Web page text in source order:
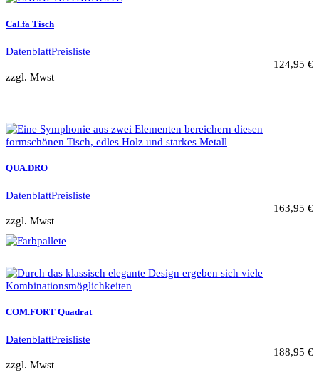
Cal.fa Tisch
DatenblattPreisliste
124,95 €
zzgl. Mwst
QUA.DRO
DatenblattPreisliste
163,95 €
zzgl. Mwst
COM.FORT Quadrat
DatenblattPreisliste
188,95 €
zzgl. Mwst